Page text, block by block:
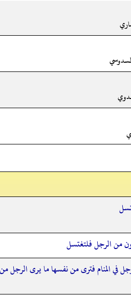
من الرجل فلتغتسل
في المنام فترى من نفسها ما يرى